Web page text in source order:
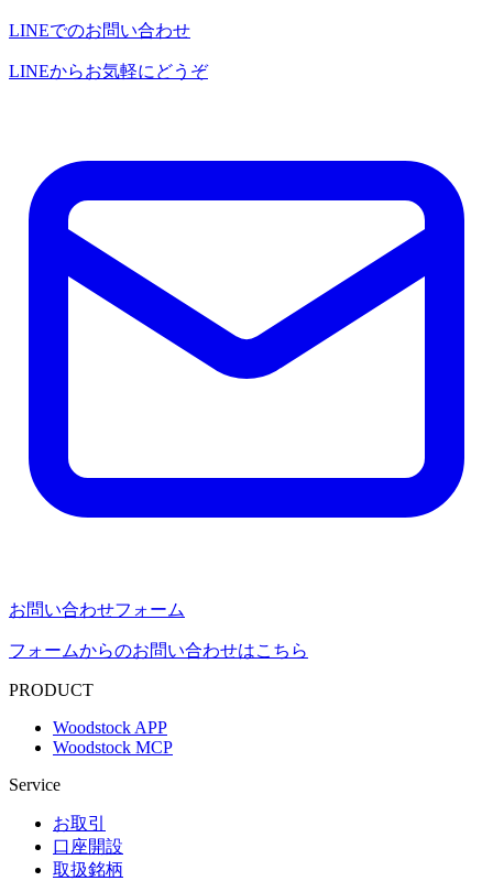
LINEでのお問い合わせ
LINEからお気軽にどうぞ
お問い合わせフォーム
フォームからのお問い合わせはこちら
PRODUCT
Woodstock APP
Woodstock MCP
Service
お取引
口座開設
取扱銘柄